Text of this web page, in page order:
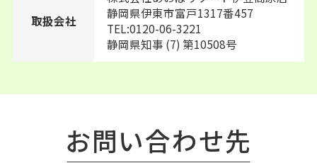
取扱会社
静岡県伊東市富戸1317番457
TEL:0120-06-3221
静岡県知事 (7) 第10508号
お問い合わせ先